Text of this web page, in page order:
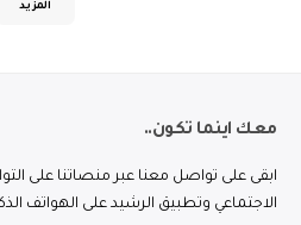
المزيد
معك اينما تكون..
ابقى على تواصل معنا عبر منصاتنا على
الاجتماعي وتطبيق الرشيد على الهواتف